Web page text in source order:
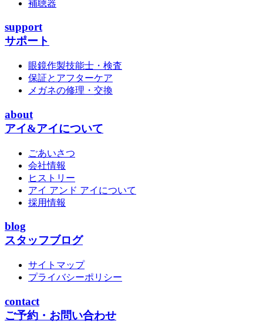
補聴器
support
サポート
眼鏡作製技能士・検査
保証とアフターケア
メガネの修理・交換
about
アイ&アイについて
ごあいさつ
会社情報
ヒストリー
アイ アンド アイについて
採用情報
blog
スタッフブログ
サイトマップ
プライバシーポリシー
contact
ご予約・お問い合わせ